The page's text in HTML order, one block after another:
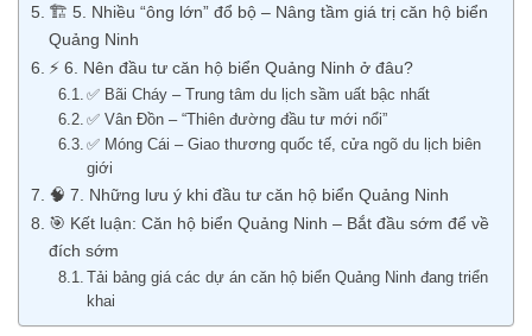
🏗️ 5. Nhiều “ông lớn” đổ bộ – Nâng tầm giá trị căn hộ biển
Quảng Ninh
⚡ 6. Nên đầu tư căn hộ biển Quảng Ninh ở đâu?
✅ Bãi Cháy – Trung tâm du lịch sầm uất bậc nhất
✅ Vân Đồn – “Thiên đường đầu tư mới nổi”
✅ Móng Cái – Giao thương quốc tế, cửa ngõ du lịch biên
giới
🧠 7. Những lưu ý khi đầu tư căn hộ biển Quảng Ninh
🎯 Kết luận: Căn hộ biển Quảng Ninh – Bắt đầu sớm để về
đích sớm
Tải bảng giá các dự án căn hộ biển Quảng Ninh đang triển
khai